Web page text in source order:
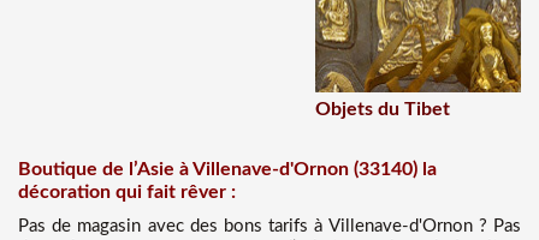
Objets du Tibet
Boutique de l’Asie à Villenave-d'Ornon (33140) la
décoration qui fait rêver :
Pas de magasin avec des bons tarifs à Villenave-d'Ornon ? Pas